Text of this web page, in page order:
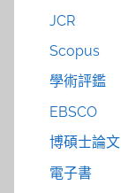
JCR
Scopus
學術評鑑
EBSCO
博碩士論文
電子書